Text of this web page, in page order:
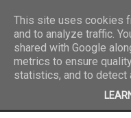
This site uses cookies
and to analyze traffic.
shared with Google
metrics to ensure
statistics, and to detect